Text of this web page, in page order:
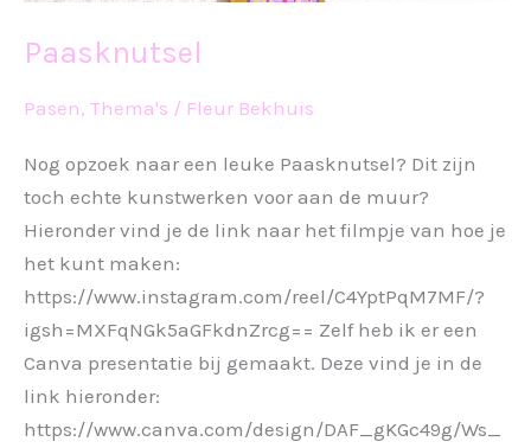
Paasknutsel
Pasen, Thema's / Fleur Bekhuis
Nog opzoek naar een leuke Paasknutsel? Dit zijn
toch echte kunstwerken voor aan de muur?
Hieronder vind je de link naar het filmpje van hoe je
het kunt maken:
https://www.instagram.com/reel/C4YptPqM7MF/?
igsh=MXFqNGk5aGFkdnZrcg== Zelf heb ik er een
Canva presentatie bij gemaakt. Deze vind je in de
link hieronder:
https://www.canva.com/design/DAF_gKGc49g/Ws_